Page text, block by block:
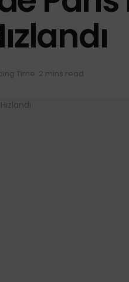
Time: 2 mins read